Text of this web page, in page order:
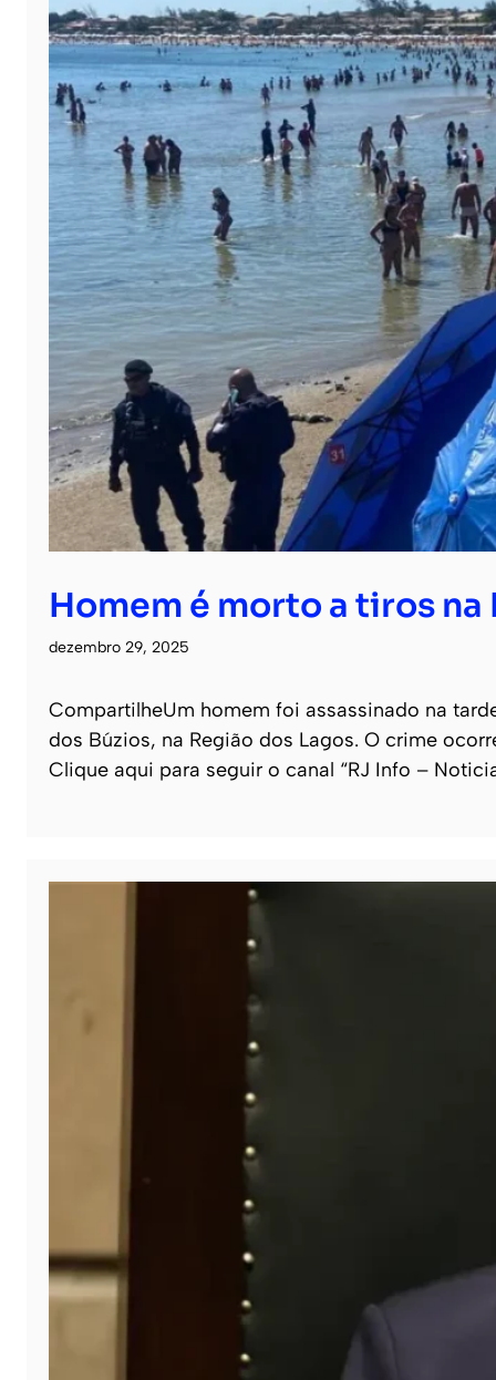
Homem é morto a tiros na
dezembro 29, 2025
CompartilheUm homem foi assassinado na
dos Búzios, na Região dos Lagos. O crime
Clique aqui para seguir o canal “RJ Info –